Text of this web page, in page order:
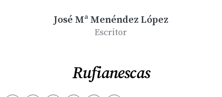
José Mª Menéndez López
Escritor
Rufianescas